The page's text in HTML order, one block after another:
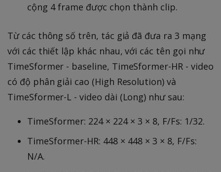
W
{
P
^2
}
cộng 4 frame được chọn thành clip.
Từ các thông số trên, tác giả đã đưa ra 3 mạng
với các thiết lập khác nhau, với các tên gọi như
TimeSformer - baseline, TimeSformer-HR - video
có độ phân giải cao (High Resolution) và
TimeSformer-L - video dài (Long) như sau:
TimeSformer: 224 × 224 × 3 × 8, F/Fs: 1/32.
TimeSformer-HR: 448 × 448 × 3 × 8, F/Fs:
N/A.